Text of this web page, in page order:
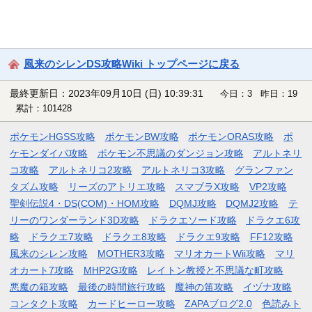
風来のシレンDS攻略Wiki トップページに戻る
最終更新日：2023年09月10日 (日) 10:39:31
今日：3 昨日：19
累計：101428
ポケモンHGSS攻略 ポケモンBW攻略 ポケモンORAS攻略
ポ
ケモンダイパ攻略
ポケモン不思議のダンジョン攻略
アルトネリ
コ攻略
アルトネリコ2攻略 アルトネリコ3攻略
グランファン
タズム攻略
リーズのアトリエ攻略 スマブラX攻略
VP2攻略
聖剣伝説4・DS(COM)・HOM攻略
DQMJ攻略 DQMJ2攻略
テ
リーのワンダーランド3D攻略
ドラクエソード攻略
ドラクエ6攻
略
ドラクエ7攻略 ドラクエ8攻略 ドラクエ9攻略
FF12攻略
風来のシレン攻略
MOTHER3攻略 マリオカートWii攻略
マリ
オカート7攻略
MHP2G攻略
レイトン教授と不思議な町攻略
悪魔の箱攻略
最後の時間旅行攻略 魔神の笛攻略
イヅナ攻略
コンタクト攻略
カードヒーロー攻略 ZAPAブログ2.0 色読みト